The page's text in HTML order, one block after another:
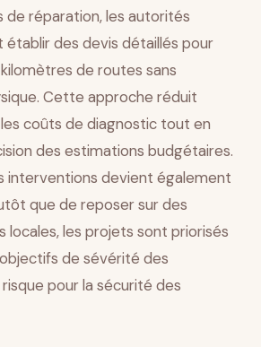
de réparation, les autorités
des devis détaillés pour
de routes sans
Cette approche réduit
coûts de diagnostic tout en
des estimations budgétaires.
interventions devient également
que de reposer sur des
locales, les projets sont priorisés
de sévérité des
pour la sécurité des